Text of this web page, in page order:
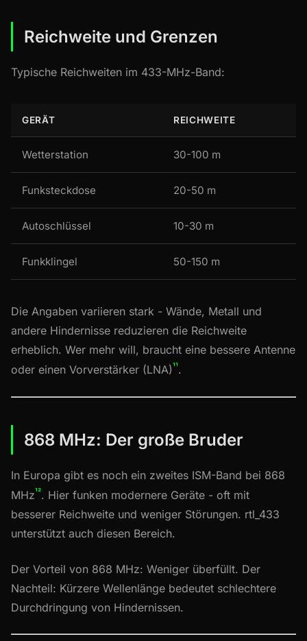
Reichweite und Grenzen
Typische Reichweiten im 433-MHz-Band:
GERÄT REICHWEITE
Wetterstation 30-100 m
Funksteckdose 20-50 m
Autoschlüssel 10-30 m
Funkklingel 50-150 m
Die Angaben variieren stark - Wände, Metall und
andere Hindernisse reduzieren die Reichweite
erheblich. Wer mehr will, braucht eine bessere Antenne
oder einen Vorverstärker (LNA)¹¹.
868 MHz: Der große Bruder
In Europa gibt es noch ein zweites ISM-Band bei 868
MHz¹². Hier funken modernere Geräte - oft mit
besserer Reichweite und weniger Störungen. rtl_433
unterstützt auch diesen Bereich.
Der Vorteil von 868 MHz: Weniger überfüllt. Der
Nachteil: Kürzere Wellenlänge bedeutet schlechtere
Durchdringung von Hindernissen.